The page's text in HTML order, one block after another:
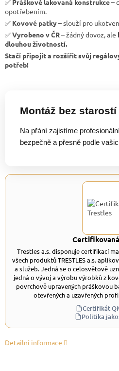
✅ Práškově lakovaná konstrukce–
opotřebením.
✅ Kovové patky– slouží pro
✅Vyrobeno v ČR– žádný dovoz, ale
dlouhou životností.
Stačí připojit a rozšířit svůj
potřeb!
Montáž bez starostí
Na přání zajistíme
bezpečně a přesně podle
Trestles a.s. disponuje certifikací
všech produktů TRESTLES a.s.
a služeb. Jedná se o celosvětově
jedná o vývoj a výrobu výrobků z
povrchově upravených práškovou
otevřených a uzavřených
Certifikát
Politika
Detailní informace